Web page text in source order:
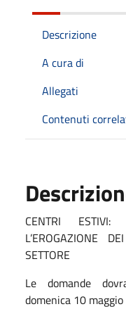
Descrizione
A cura di
Allegati
Contenuti
CENTRI
L’EROGAZIONE
SETTORE
Le domande
domenica 10 maggio